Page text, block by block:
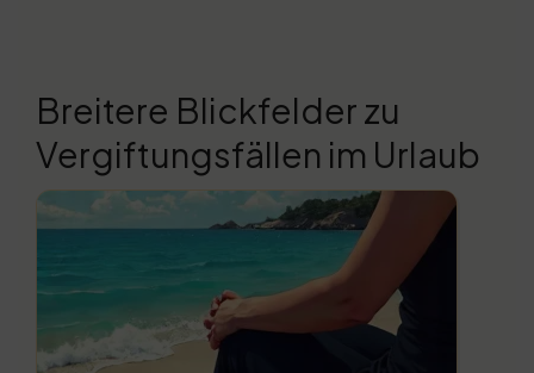
Breitere Blickfelder zu
Vergiftungsfällen im Urlaub